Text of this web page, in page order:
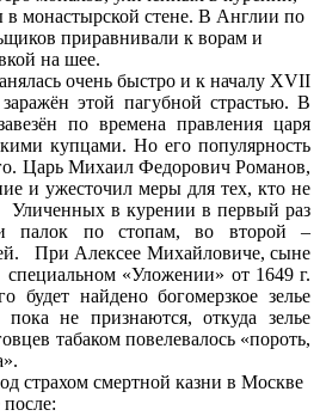
монастырской стене. В Англии по
приравнивали к ворам и
на шее.
очень быстро и к началу XVII
этой пагубной страстью. В
по времена правления царя
купцами. Но его популярность
Царь Михаил Федорович Романов,
и ужесточил меры для тех, кто не
Уличенных в курении в первый раз
палок по стопам, во второй –
При Алексее Михайловиче, сыне
«Уложении» от 1649 г.
будет найдено богомерзкое зелье
не признаются, откуда зелье
табаком повелевалось «пороть,
страхом смертной казни в Москве